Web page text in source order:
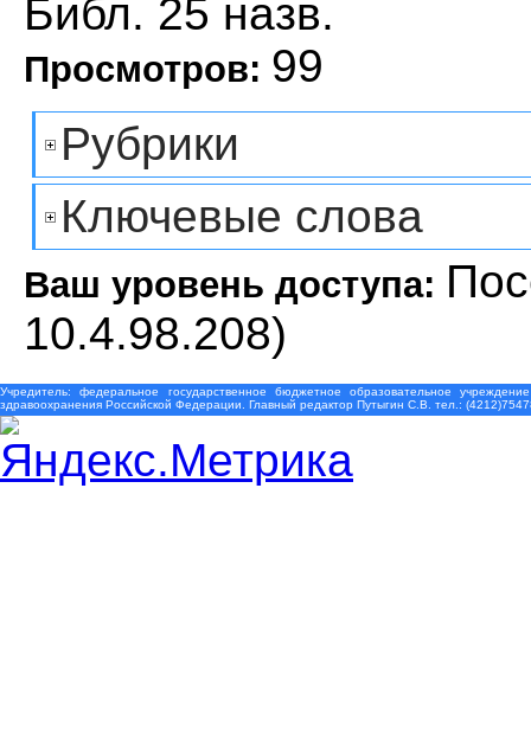
Библ. 25 назв.
Просмотров: 99
Рубрики
Ключевые слова
Ваш уровень доступа:
10.4.98.208)
Учредитель: федеральное государственное бюджетное образовательное
здравоохранения Российской Федерации. Главный редактор Путыгин С.В. тел.: